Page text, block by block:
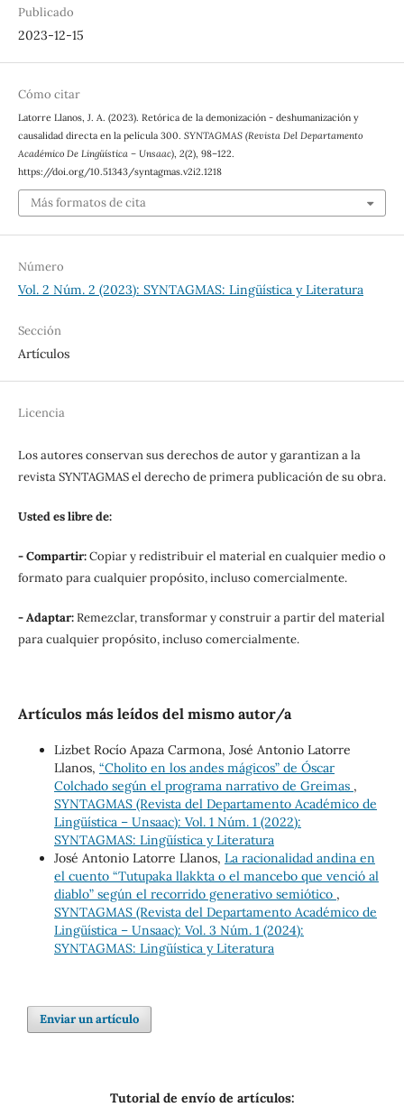
Publicado
2023-12-15
Cómo citar
Latorre Llanos, J. A. (2023). Retórica de la demonización - deshumanización y
causalidad directa en la película 300. SYNTAGMAS (Revista Del Departamento
Académico De Lingüística – Unsaac), 2(2), 98–122.
https://doi.org/10.51343/syntagmas.v2i2.1218
Más formatos de cita
Número
Vol. 2 Núm. 2 (2023): SYNTAGMAS: Lingüística y Literatura
Sección
Artículos
Licencia
Los autores conservan sus derechos de autor y garantizan a la
revista SYNTAGMAS el derecho de primera publicación de su obra.
Usted es libre de:
- Compartir:Copiar y redistribuir el material en cualquier medio o
formato para cualquier propósito, incluso comercialmente.
- Adaptar:Remezclar, transformar y construir a partir del material
para cualquier propósito, incluso comercialmente.
Artículos más leídos del mismo autor/a
Lizbet Rocío Apaza Carmona, José Antonio Latorre
Llanos, “Cholito en los andes mágicos” de Óscar
Colchado según el programa narrativo de Greimas ,
SYNTAGMAS (Revista del Departamento Académico de
Lingüística – Unsaac): Vol. 1 Núm. 1 (2022):
SYNTAGMAS: Lingüística y Literatura
José Antonio Latorre Llanos, La racionalidad andina en
el cuento “Tutupaka llakkta o el mancebo que venció al
diablo” según el recorrido generativo semiótico ,
SYNTAGMAS (Revista del Departamento Académico de
Lingüística – Unsaac): Vol. 3 Núm. 1 (2024):
SYNTAGMAS: Lingüística y Literatura
Enviar un artículo
Tutorial de envío de artículos: